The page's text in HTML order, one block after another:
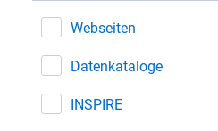
Webseiten
Datenkataloge
INSPIRE